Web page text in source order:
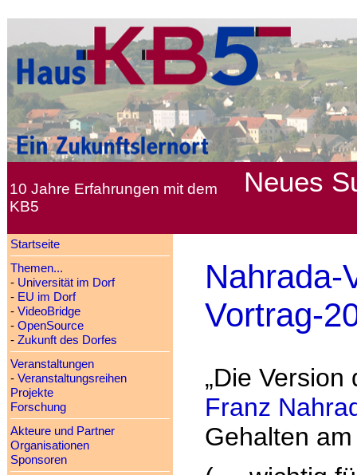
10 Jahre Erfahrungen mit dem
KB5
Neues
Startseite
Themen...
- Universität im Dorf
- EU im Dorf
- VideoBridge
- OpenSource
- Zukunft des Dorfes
Veranstaltungen
- Veranstaltungsreihen
Projekte
Forschung
Akteure und Partner
Organisationen
Sponsoren
Nahrada-
Vortrag-
„Die
Franz
Gehalten